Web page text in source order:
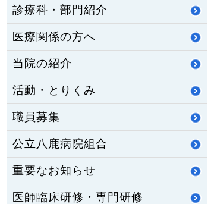
診療科・部門紹介
医療関係の方へ
当院の紹介
活動・とりくみ
職員募集
公立八鹿病院組合
重要なお知らせ
医師臨床研修・専門研修